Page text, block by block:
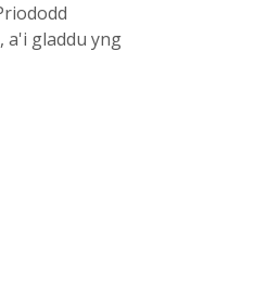
a'i gladdu yng